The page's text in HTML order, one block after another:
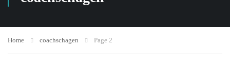
Home coachschagen Page 2